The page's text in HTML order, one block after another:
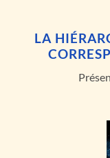
LA